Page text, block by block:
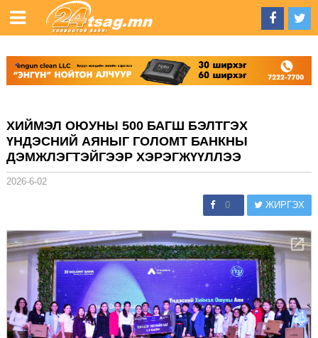
ХИЙМЭЛ ОЮУНЫ 500 БАГШ БЭЛТГЭХ
ҮНДЭСНИЙ АЯНЫГ ГОЛОМТ БАНКНЫ
ДЭМЖЛЭГТЭЙГЭЭР ХЭРЭГЖҮҮЛЛЭЭ
2026-6-02
0 ЖИРГЭХ